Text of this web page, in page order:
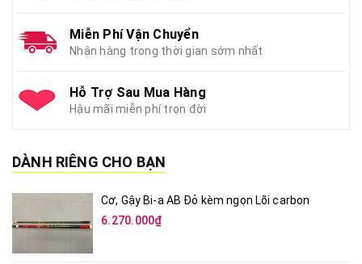
Miễn Phí Vận Chuyển
Nhận hàng trong thời gian sớm nhất
Hỗ Trợ Sau Mua Hàng
Hậu mãi miễn phí trọn đời
DÀNH RIÊNG CHO BẠN
Cơ, Gậy Bi-a AB Đỏ kèm ngọn Lõi carbon
6.270.000₫